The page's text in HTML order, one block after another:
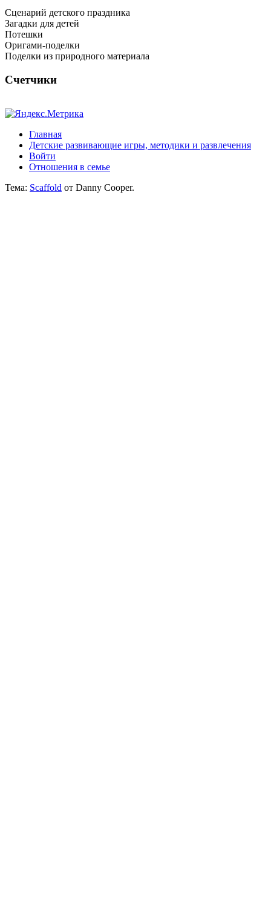
Сценарий детского праздника
Загадки для детей
Потешки
Оригами-поделки
Поделки из природного материала
Счетчики
Главная
Детские развивающие игры, методики и развлечения
Войти
Отношения в семье
Тема: Scaffold от Danny Cooper.